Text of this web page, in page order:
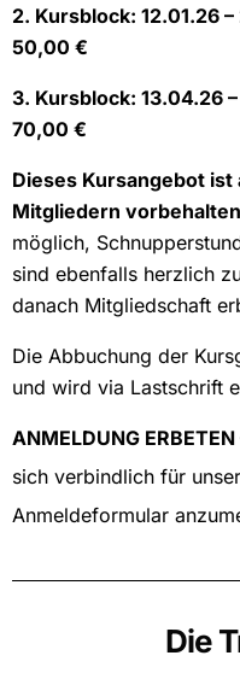
2. Kursblock: 12.01.26
50,00 €
3. Kursblock: 13.04.26
70,00 €
Dieses Kursangebot ist
Mitgliedern
möglich,
sind ebenfalls herzlich
danach Mitgliedschaft
Die Abbuchung der
und wird via Lastschrift
ANMELDUNG ERBETEN
sich verbindlich für
Anmeldeformular
Die